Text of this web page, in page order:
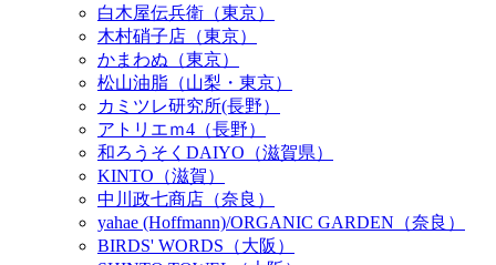
白木屋伝兵衛（東京）
木村硝子店（東京）
かまわぬ（東京）
松山油脂（山梨・東京）
カミツレ研究所(長野）
アトリエｍ4（長野）
和ろうそくDAIYO（滋賀県）
KINTO（滋賀）
中川政七商店（奈良）
yahae (Hoffmann)/ORGANIC GARDEN（奈良）
BIRDS' WORDS（大阪）